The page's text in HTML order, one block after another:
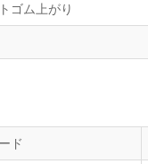
ゴム上がり
ド